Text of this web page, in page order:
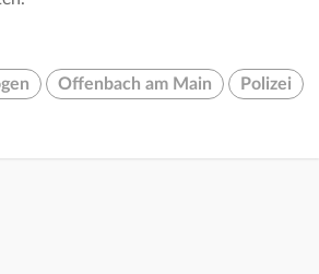
Offenbach am Main Polizei